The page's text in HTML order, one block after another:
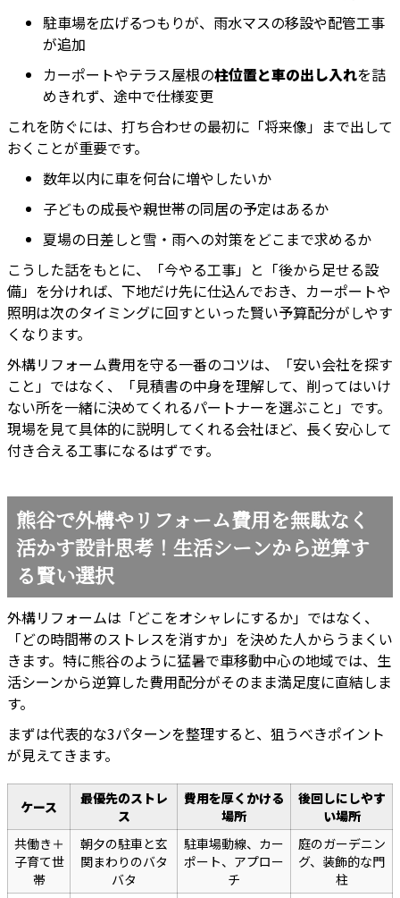
駐車場を広げるつもりが、雨水マスの移設や配管工事
が追加
カーポートやテラス屋根の柱位置と車の出し入れを詰
めきれず、途中で仕様変更
これを防ぐには、打ち合わせの最初に「将来像」まで出して
おくことが重要です。
数年以内に車を何台に増やしたいか
子どもの成長や親世帯の同居の予定はあるか
夏場の日差しと雪・雨への対策をどこまで求めるか
こうした話をもとに、「今やる工事」と「後から足せる設
備」を分ければ、下地だけ先に仕込んでおき、カーポートや
照明は次のタイミングに回すといった賢い予算配分がしやす
くなります。
外構リフォーム費用を守る一番のコツは、「安い会社を探す
こと」ではなく、「見積書の中身を理解して、削ってはいけ
ない所を一緒に決めてくれるパートナーを選ぶこと」です。
現場を見て具体的に説明してくれる会社ほど、長く安心して
付き合える工事になるはずです。
熊谷で外構やリフォーム費用を無駄なく
活かす設計思考！生活シーンから逆算す
る賢い選択
外構リフォームは「どこをオシャレにするか」ではなく、
「どの時間帯のストレスを消すか」を決めた人からうまくい
きます。特に熊谷のように猛暑で車移動中心の地域では、生
活シーンから逆算した費用配分がそのまま満足度に直結しま
す。
まずは代表的な3パターンを整理すると、狙うべきポイント
が見えてきます。
ケース
最優先のストレ
ス
費用を厚くかける
場所
後回しにしやす
い場所
共働き＋
子育て世
帯
朝夕の駐車と玄
関まわりのバタ
バタ
駐車場動線、カー
ポート、アプロー
チ
庭のガーデニン
グ、装飾的な門
柱